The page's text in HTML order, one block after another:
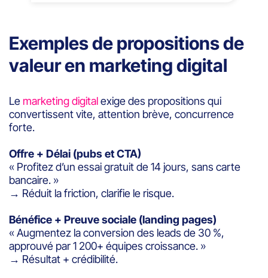
Exemples de propositions de
valeur en marketing digital
Le marketing digitalexige des propositions qui
convertissent vite, attention brève, concurrence
forte.
Offre + Délai (pubs et CTA)
« Profitez d’un essai gratuit de 14 jours, sans carte
bancaire. »
→ Réduit la friction, clarifie le risque.
Bénéfice + Preuve sociale (landing pages)
« Augmentez la conversion des leads de 30 %,
approuvé par 1 200+ équipes croissance. »
→ Résultat + crédibilité.